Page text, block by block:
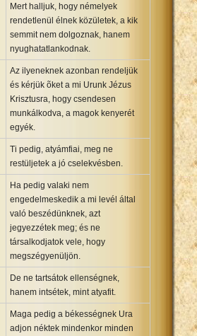
Mert halljuk, hogy némelyek
rendetlenül élnek közületek, a kik
semmit nem dolgoznak, hanem
nyughatatlankodnak.
Az ilyeneknek azonban rendeljük
és kérjük õket a mi Urunk Jézus
Krisztusra, hogy csendesen
munkálkodva, a magok kenyerét
egyék.
Ti pedig, atyámfiai, meg ne
restüljetek a jó cselekvésben.
Ha pedig valaki nem
engedelmeskedik a mi levél által
való beszédünknek, azt
jegyezzétek meg; és ne
társalkodjatok vele, hogy
megszégyenüljön.
De ne tartsátok ellenségnek,
hanem intsétek, mint atyafit.
Maga pedig a békességnek Ura
adjon néktek mindenkor minden